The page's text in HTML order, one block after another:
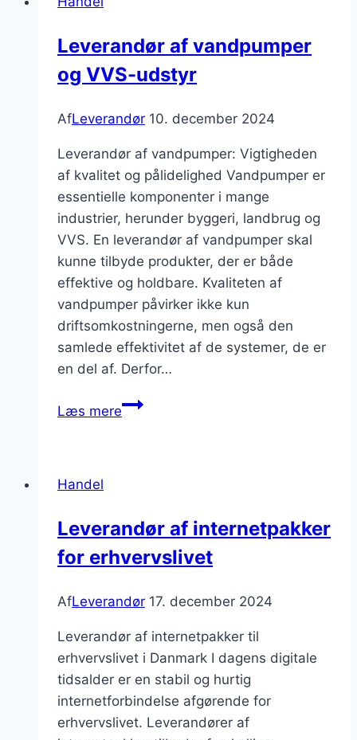
effektivt?
Leverandør af vandpumper
og VVS-udstyr
AfLeverandør 10. december 2024
Leverandør af vandpumper: Vigtigheden
af kvalitet og pålidelighed Vandpumper er
essentielle komponenter i mange
industrier, herunder byggeri, landbrug og
VVS. En leverandør af vandpumper skal
kunne tilbyde produkter, der er både
effektive og holdbare. Kvaliteten af
vandpumper påvirker ikke kun
driftsomkostningerne, men også den
samlede effektivitet af de systemer, de er
en del af. Derfor…
Læs mereLeverandør
Handel
Leverandør af internetpakker
for erhvervslivet
AfLeverandør 17. december 2024
Leverandør af internetpakker til
erhvervslivet i Danmark I dagens digitale
tidsalder er en stabil og hurtig
internetforbindelse afgørende for
erhvervslivet. Leverandører af